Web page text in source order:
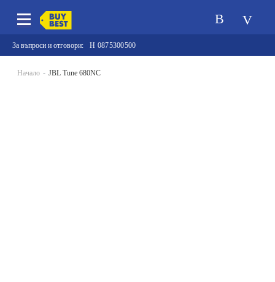
За въпроси и отговори: 0875300500
Начало JBL Tune 680NC